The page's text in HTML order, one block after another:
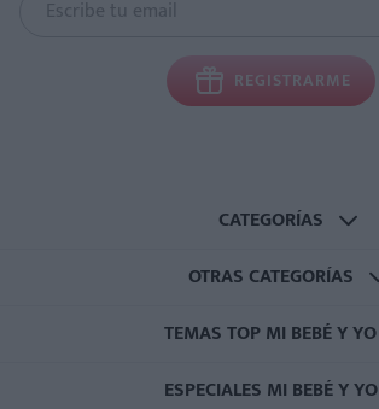
REGISTRARME
CATEGORÍAS
OTRAS CATEGORÍAS
TEMAS TOP MI BEBÉ Y YO
ESPECIALES MI BEBÉ Y YO